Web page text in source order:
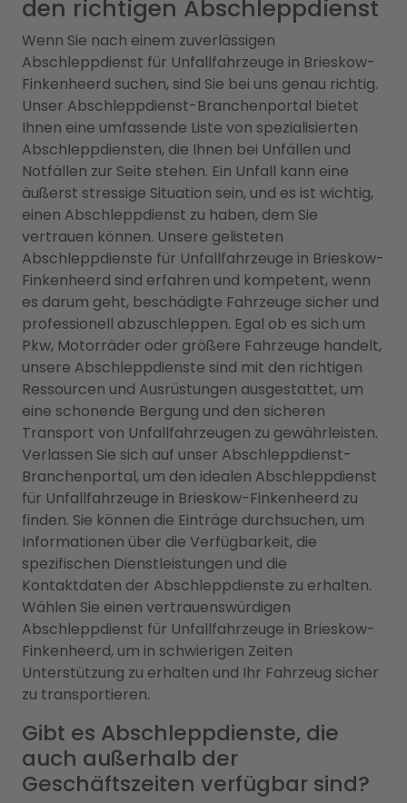
den richtigen Abschleppdienst
Wenn Sie nach einem zuverlässigen
Abschleppdienst für Unfallfahrzeuge in Brieskow-
Finkenheerd suchen, sind Sie bei uns genau richtig.
Unser Abschleppdienst-Branchenportal bietet
Ihnen eine umfassende Liste von spezialisierten
Abschleppdiensten, die Ihnen bei Unfällen und
Notfällen zur Seite stehen. Ein Unfall kann eine
äußerst stressige Situation sein, und es ist wichtig,
einen Abschleppdienst zu haben, dem Sie
vertrauen können. Unsere gelisteten
Abschleppdienste für Unfallfahrzeuge in Brieskow-
Finkenheerd sind erfahren und kompetent, wenn
es darum geht, beschädigte Fahrzeuge sicher und
professionell abzuschleppen. Egal ob es sich um
Pkw, Motorräder oder größere Fahrzeuge handelt,
unsere Abschleppdienste sind mit den richtigen
Ressourcen und Ausrüstungen ausgestattet, um
eine schonende Bergung und den sicheren
Transport von Unfallfahrzeugen zu gewährleisten.
Verlassen Sie sich auf unser Abschleppdienst-
Branchenportal, um den idealen Abschleppdienst
für Unfallfahrzeuge in Brieskow-Finkenheerd zu
finden. Sie können die Einträge durchsuchen, um
Informationen über die Verfügbarkeit, die
spezifischen Dienstleistungen und die
Kontaktdaten der Abschleppdienste zu erhalten.
Wählen Sie einen vertrauenswürdigen
Abschleppdienst für Unfallfahrzeuge in Brieskow-
Finkenheerd, um in schwierigen Zeiten
Unterstützung zu erhalten und Ihr Fahrzeug sicher
zu transportieren.
Gibt es Abschleppdienste, die
auch außerhalb der
Geschäftszeiten verfügbar sind?